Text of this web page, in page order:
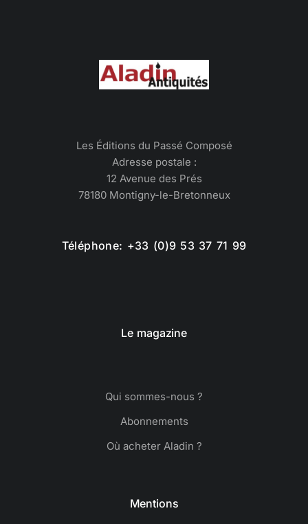
Les Éditions du Passé Composé
Adresse postale :
12 Avenue des Prés
78180 Montigny-le-Bretonneux
Téléphone: +33 (0)9 53 37 71 99
Le magazine
Qui sommes-nous ?
Abonnements
Où acheter Aladin ?
Mentions